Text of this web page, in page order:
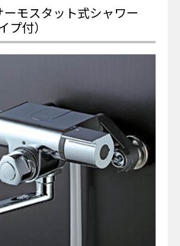
モスタット式シャワー
プ付）